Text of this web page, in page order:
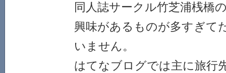
同人誌サークル竹芝浦桟橋
興味があるものが多すぎて
いません。
はてなブログでは主に旅行